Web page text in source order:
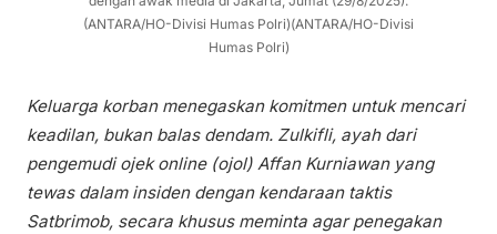
(ANTARA/HO-Divisi Humas Polri)(ANTARA/HO-Divisi
Humas Polri)
Keluarga korban menegaskan komitmen untuk mencari
keadilan, bukan balas dendam. Zulkifli, ayah dari
pengemudi ojek online (ojol) Affan Kurniawan yang
tewas dalam insiden dengan kendaraan taktis
Satbrimob, secara khusus meminta agar penegakan